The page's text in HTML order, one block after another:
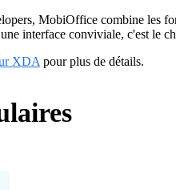
MobiOffice combine les
interface conviviale, c'est le
XDA pour plus de détails.